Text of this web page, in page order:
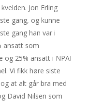
Jon Erling
gang, og kunne
gang han var i
ansatt som
og 25% ansatt i NPAI
Vi fikk høre siste
at alt går bra med
David Nilsen som